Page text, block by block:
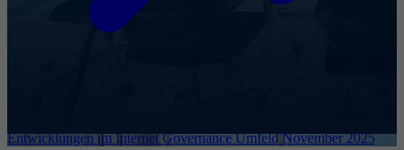
Entwicklungen im Internet Governance Umfeld November 2025